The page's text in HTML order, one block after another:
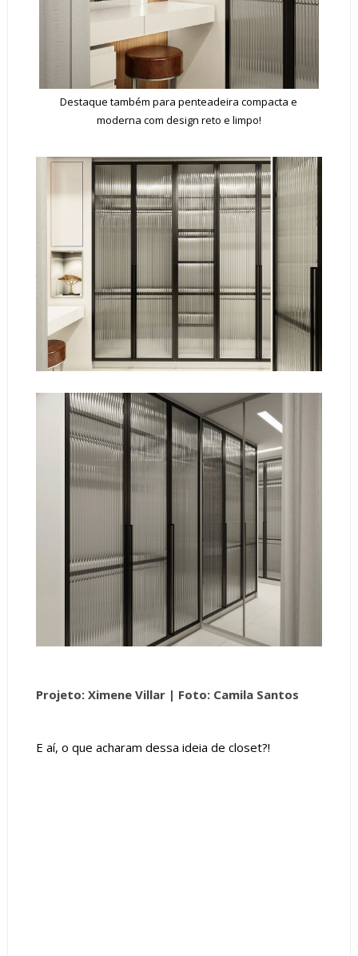
Destaque também para penteadeira compacta e
moderna com design reto e limpo!
Projeto: Ximene Villar | Foto: Camila Santos
E aí, o que acharam dessa ideia de closet?!